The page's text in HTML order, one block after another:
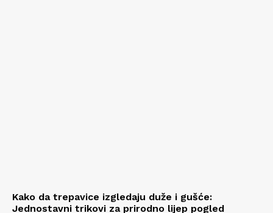
Kako da trepavice izgledaju duže i gušće:
Jednostavni trikovi za prirodno lijep pogled